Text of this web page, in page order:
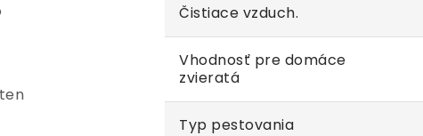
Čistiace vzduch.
Vhodnosť pre domáce
zvieratá
Typ pestovania